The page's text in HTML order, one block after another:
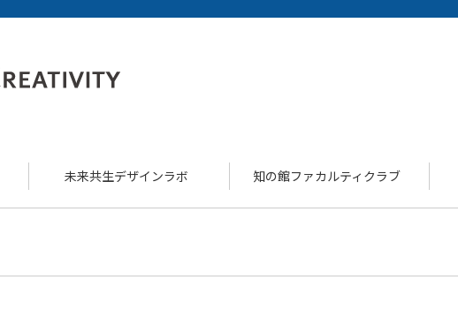
未来共生デザインラボ 知の館ファカルティクラブ